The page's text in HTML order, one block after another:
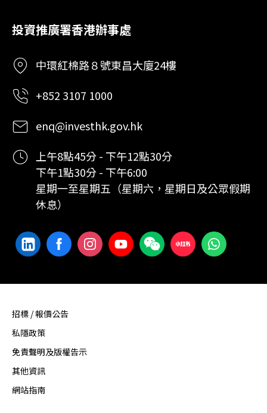
投資推廣署香港辦事處
中環紅棉路８號東昌大廈24樓
+852 3107 1000
enq@investhk.gov.hk
上午8點45分 - 下午12點30分
下午1點30分 - 下午6:00
星期一至星期五（星期六，星期日及公眾假期
休息）
招標 / 報價公告
私隱政策
免責聲明及版權告示
其他資訊
網站指南